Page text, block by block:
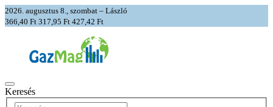
2026. augusztus 8., szombat – László
366,40 Ft 317,95 Ft 427,42 Ft
Keresés